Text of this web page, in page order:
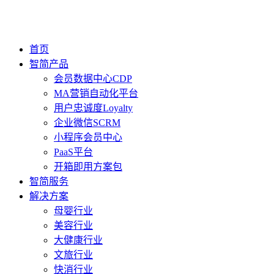
首页
智简产品
会员数据中心CDP
MA营销自动化平台
用户忠诚度Loyalty
企业微信SCRM
小程序会员中心
PaaS平台
开箱即用方案包
智简服务
解决方案
母婴行业
美容行业
大健康行业
文旅行业
快消行业